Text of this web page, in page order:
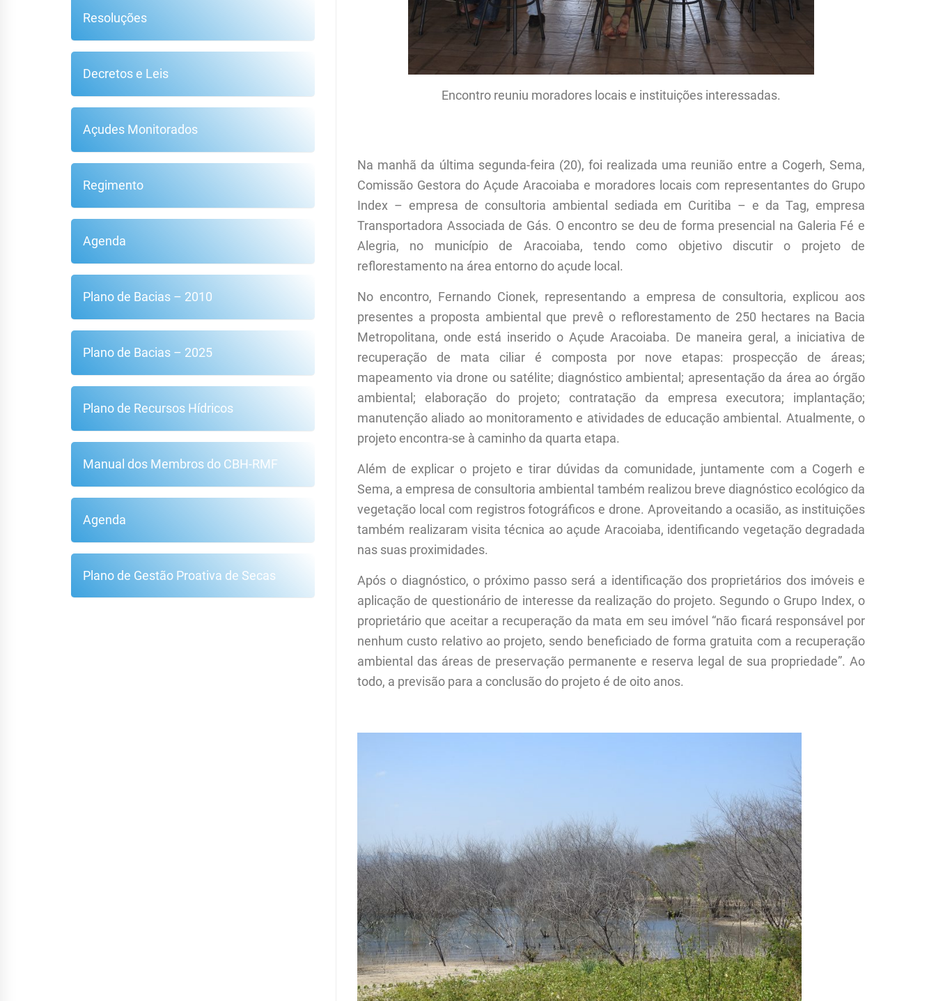
Encontro reuniu moradores locais e instituições interessadas.
Na manhã da última segunda-feira (20), foi realizada uma reunião entre a Cogerh, Sema,
Comissão Gestora do Açude Aracoiaba e moradores locais com representantes do Grupo
Index – empresa de consultoria ambiental sediada em Curitiba – e da Tag, empresa
Transportadora Associada de Gás. O encontro se deu de forma presencial na Galeria Fé e
Alegria, no município de Aracoiaba, tendo como objetivo discutir o projeto de
reflorestamento na área entorno do açude local.
No encontro, Fernando Cionek, representando a empresa de consultoria, explicou aos
presentes a proposta ambiental que prevê o reflorestamento de 250 hectares na Bacia
Metropolitana, onde está inserido o Açude Aracoiaba. De maneira geral, a iniciativa de
recuperação de mata ciliar é composta por nove etapas: prospecção de áreas;
mapeamento via drone ou satélite; diagnóstico ambiental; apresentação da área ao órgão
ambiental; elaboração do projeto; contratação da empresa executora; implantação;
manutenção aliado ao monitoramento e atividades de educação ambiental. Atualmente, o
projeto encontra-se à caminho da quarta etapa.
Além de explicar o projeto e tirar dúvidas da comunidade, juntamente com a Cogerh e
Sema, a empresa de consultoria ambiental também realizou breve diagnóstico ecológico da
vegetação local com registros fotográficos e drone. Aproveitando a ocasião, as instituições
também realizaram visita técnica ao açude Aracoiaba, identificando vegetação degradada
nas suas proximidades.
Após o diagnóstico, o próximo passo será a identificação dos proprietários dos imóveis e
aplicação de questionário de interesse da realização do projeto. Segundo o Grupo Index, o
proprietário que aceitar a recuperação da mata em seu imóvel “não ficará responsável por
nenhum custo relativo ao projeto, sendo beneficiado de forma gratuita com a recuperação
ambiental das áreas de preservação permanente e reserva legal de sua propriedade”. Ao
todo, a previsão para a conclusão do projeto é de oito anos.
Resoluções
Decretos e Leis
Açudes Monitorados
Regimento
Agenda
Plano de Bacias – 2010
Plano de Bacias – 2025
Plano de Recursos Hídricos
Manual dos Membros do CBH-RMF
Agenda
Plano de Gestão Proativa de Secas